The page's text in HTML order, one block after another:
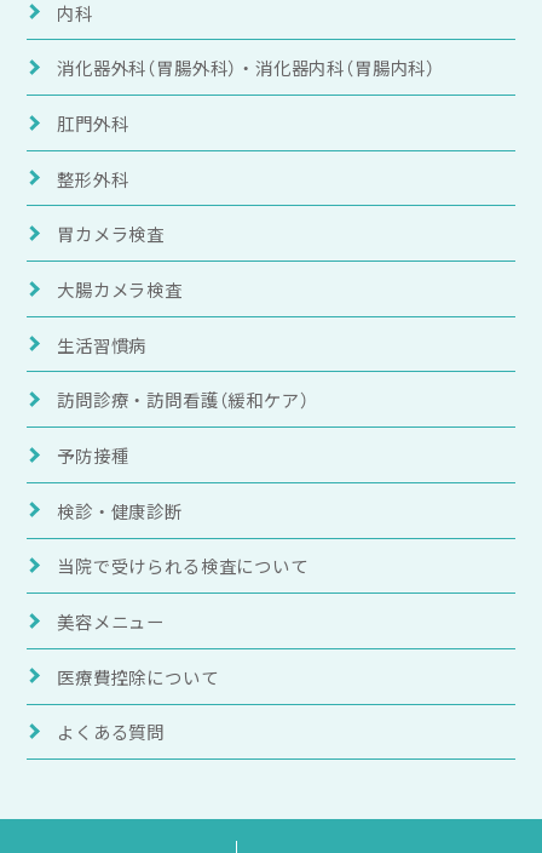
内科
消化器外科（胃腸外科）・消化器内科（胃腸内科）
肛門外科
整形外科
胃カメラ検査
大腸カメラ検査
生活習慣病
訪問診療・訪問看護（緩和ケア）
予防接種
検診・健康診断
当院で受けられる検査について
美容メニュー
医療費控除について
よくある質問